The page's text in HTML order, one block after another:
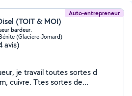
Auto-entrepreneur
(TOIT & MOI)
bardeur.
(Glaciere-Jomard)
avis)
je travail toutes sortes d
cuivre. Ttes sortes de